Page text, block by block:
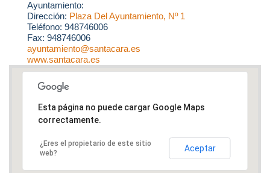
Ayuntamiento:
Dirección: Plaza Del Ayuntamiento, Nº 1
Teléfono: 948746006
Fax: 948746006
ayuntamiento@santacara.es
www.santacara.es
Esta página no puede cargar Google Maps
correctamente.
¿Eres el propietario de este sitio
web?
Aceptar